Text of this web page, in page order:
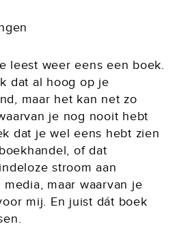
leest weer eens een boek.
dat al hoog op je
maar het kan net zo
je nog nooit hebt
dat je wel eens hebt zien
of dat
stroom aan
maar waarvan je
mij. En juist dát boek